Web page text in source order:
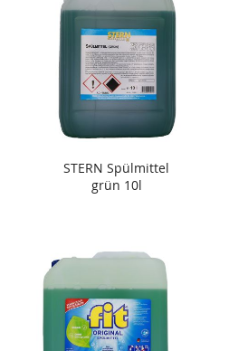
STERN Spülmittel
grün 10l